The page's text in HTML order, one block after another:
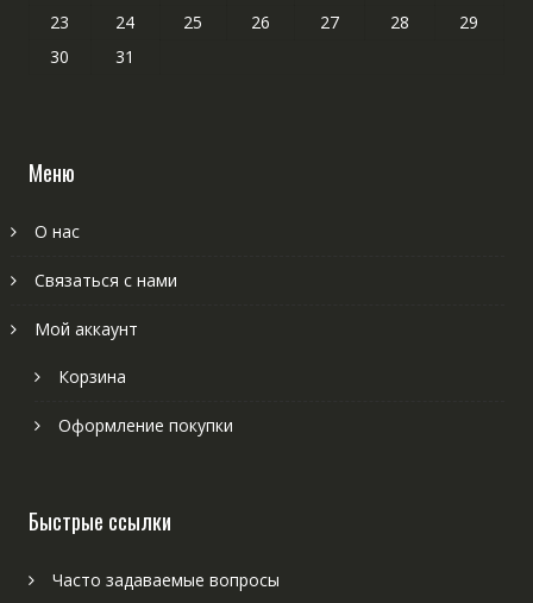
23
24 25 26 27 28
29
30
31
Меню
О нас
Связаться с нами
Мой аккаунт
Корзина
Оформление покупки
Быстрые ссылки
Часто задаваемые вопросы